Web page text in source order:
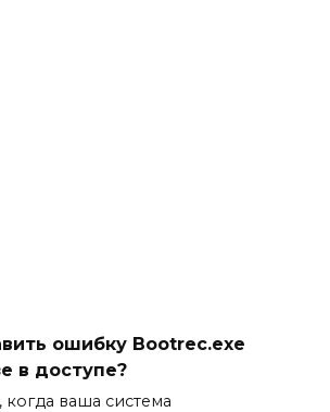
ошибку Bootrec.exe
в доступе?
когда ваша система